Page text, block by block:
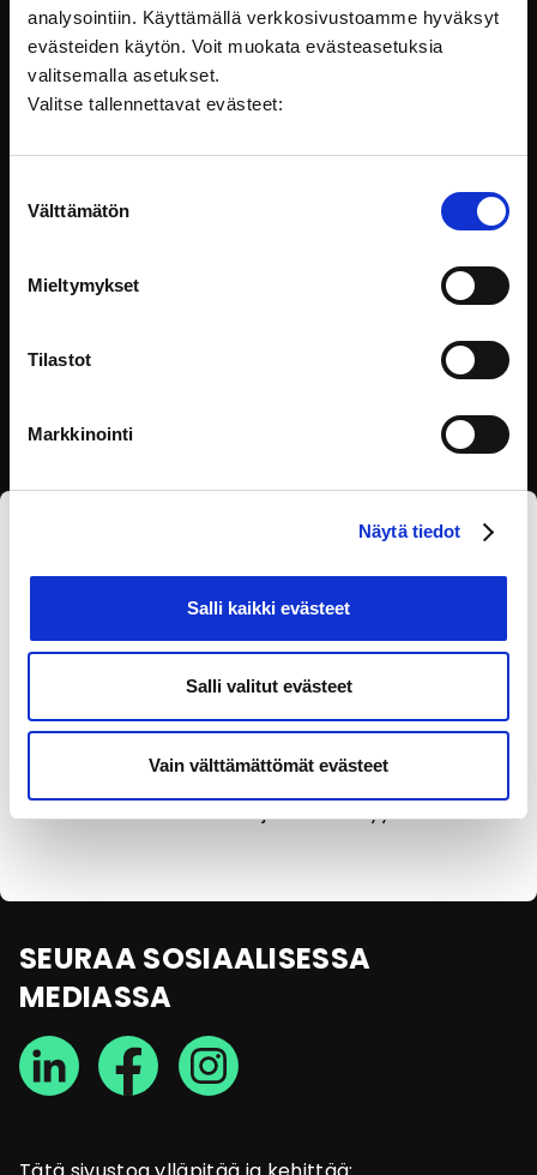
analysointiin. Käyttämällä verkkosivustoamme hyväksyt
evästeiden käytön. Voit muokata evästeasetuksia
valitsemalla asetukset.
Valitse tallennettavat evästeet:
valinta
Välttämätön
Mieltymykset
Tilastot
Markkinointi
Näytä tiedot
Salli kaikki evästeet
Salli valitut evästeet
Vain välttämättömät evästeet
tuloksiin
miten seuraatte niiden
suostumukseni tietojen käsittelyyn.
SEURAA SOSIAALISESSA
MEDIASSA